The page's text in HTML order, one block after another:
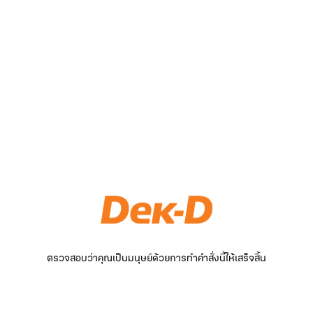
ตรวจสอบว่าคุณเป็นมนุษย์ด้วยการทำคำสั่งนี้ให้เสร็จสิ้น